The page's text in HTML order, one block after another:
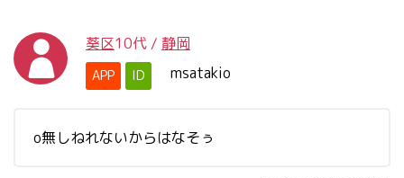
葵区10代 / 静岡
APP ID msatakio
o無しねれないからはなそぅ